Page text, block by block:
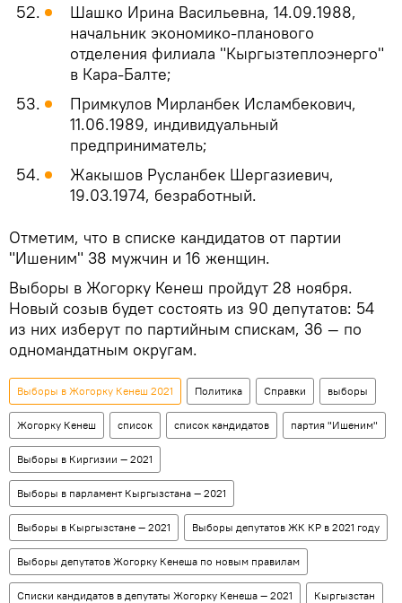
Шашко Ирина Васильевна, 14.09.1988,
начальник экономико-планового
отделения филиала "Кыргызтеплоэнерго"
в Кара-Балте;
Примкулов Мирланбек Исламбекович,
11.06.1989, индивидуальный
предприниматель;
Жакышов Русланбек Шергазиевич,
19.03.1974, безработный.
Отметим, что в списке кандидатов от партии
"Ишеним" 38 мужчин и 16 женщин.
Выборы в Жогорку Кенеш пройдут 28 ноября.
Новый созыв будет состоять из 90 депутатов: 54
из них изберут по партийным спискам, 36 — по
одномандатным округам.
Выборы в Жогорку Кенеш 2021 Политика Справки выборы
Жогорку Кенеш список список кандидатов партия "Ишеним"
Выборы в Киргизии — 2021
Выборы в парламент Кыргызстана — 2021
Выборы в Кыргызстане — 2021 Выборы депутатов ЖК КР в 2021 году
Выборы депутатов Жогорку Кенеша по новым правилам
Списки кандидатов в депутаты Жогорку Кенеша — 2021 Кыргызстан